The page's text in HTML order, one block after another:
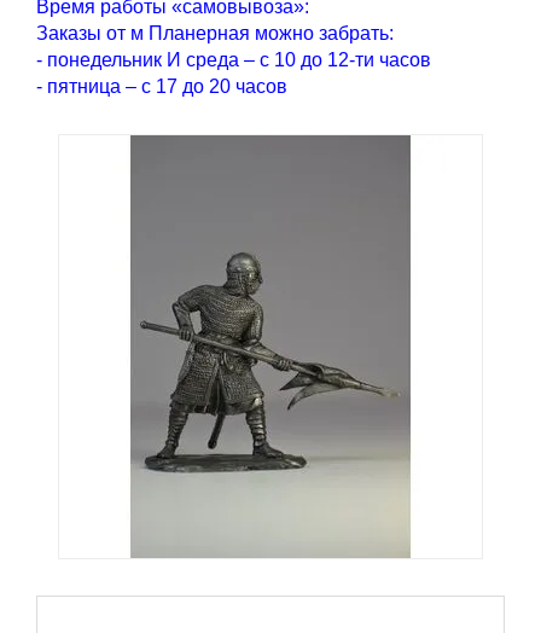
Время работы «самовывоза»:
Заказы от м Планерная можно забрать:
- понедельник И среда – с 10 до 12-ти часов
- пятница – с 17 до 20 часов